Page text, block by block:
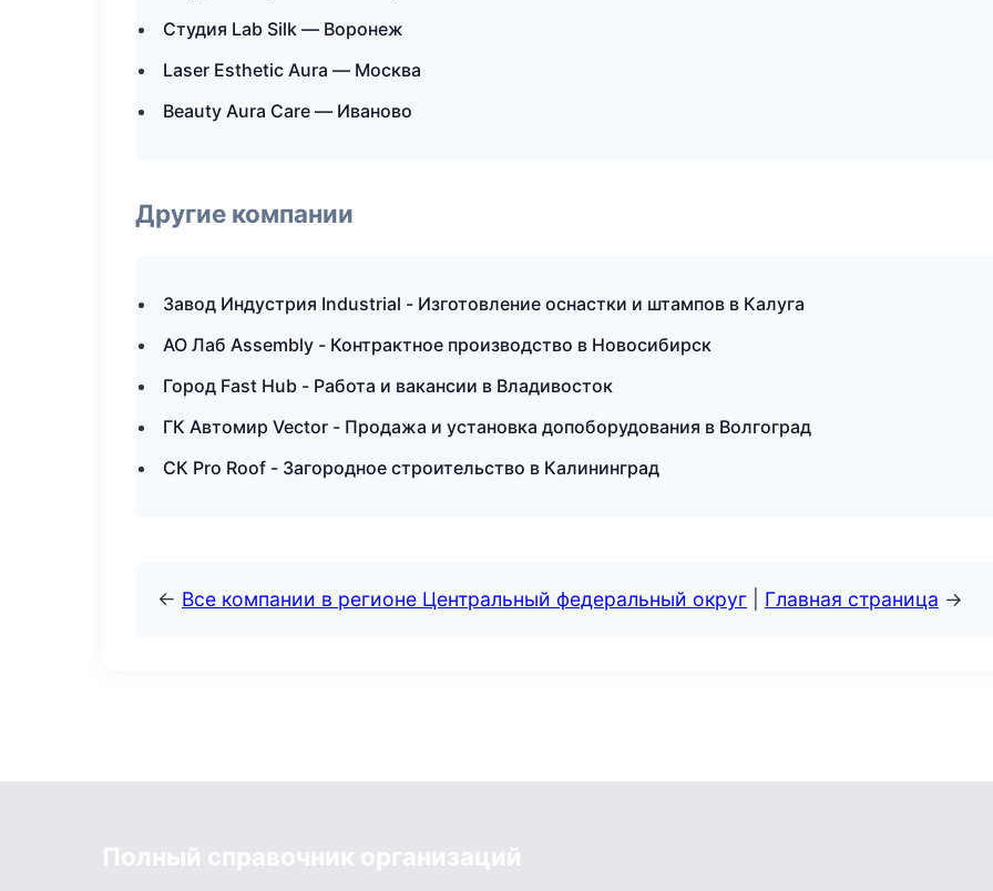
Студия Lab Silk — Воронеж
Laser Esthetic Aura — Москва
Beauty Aura Care — Иваново
Другие компании
Завод Индустрия Industrial - Изготовление оснастки и штампов в Калуга
АО Лаб Assembly - Контрактное производство в Новосибирск
Город Fast Hub - Работа и вакансии в Владивосток
ГК Автомир Vector - Продажа и установка допоборудования в Волгоград
СК Pro Roof - Загородное строительство в Калининград
← Все компании в регионе Центральный федеральный округ Главная страница →
Полный справочник организаций